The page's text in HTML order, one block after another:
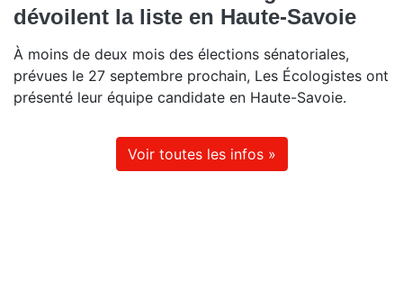
dévoilent la liste en Haute-Savoie
À moins de deux mois des élections sénatoriales,
prévues le 27 septembre prochain, Les Écologistes ont
présenté leur équipe candidate en Haute-Savoie.
Voir toutes les infos »